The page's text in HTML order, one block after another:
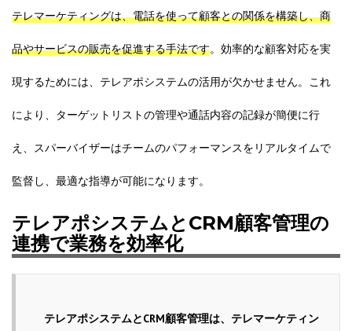
テレマーケティングは、電話を使って顧客との関係を構築し、商
品やサービスの販売を促進する手法です。効率的な顧客対応を実
現するためには、テレアポシステムの活用が欠かせません。これ
により、ターゲットリストの管理や通話内容の記録が簡便に行
え、スパーバイザーはチームのパフォーマンスをリアルタイムで
監督し、最適な指導が可能になります。
テレアポシステムとCRM顧客管理の
連携で業務を効率化
テレアポシステムとCRM顧客管理は、テレマーケティン